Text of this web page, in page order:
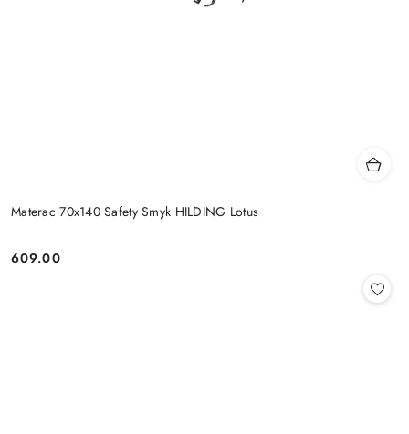
Materac 70x140 Safety Smyk HILDING Lotus
Cena:
609.00